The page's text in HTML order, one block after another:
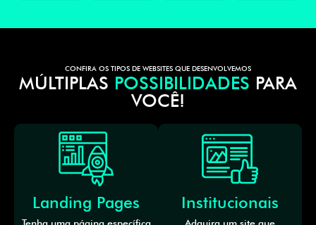
CONFIRA OS TIPOS DE WEBSITES QUE DESENVOLVEMOS
MÚLTIPLAS POSSIBILIDADES PARA
VOCÊ!
Landing Pages
Tenha uma página específica
Institucionais
Adquira um site que